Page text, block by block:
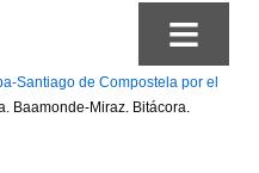
≡
Santiago de Compostela por el
Baamonde-Miraz. Bitácora.